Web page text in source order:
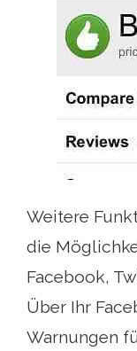
Weitere
die
Facebook,
Über Ihr
Warnungen